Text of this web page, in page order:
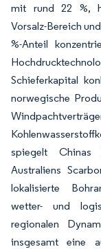
mit rund 22 %,
Vorsalz-Bereich
%-Anteil
Schieferkapital
norwegische
spiegelt Chinas
Australiens
lokalisierte
wetter- und
regionalen
insgesamt eine